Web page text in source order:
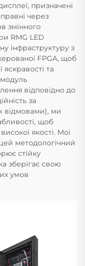
призначені
через
змінного
RMG LED
інфраструктуру з
FPGA, щоб
яскравості та
відповідно до
за
відмовами), ми
щоб
якості. Мої
методологічний
стійку
зберігає свою
умов